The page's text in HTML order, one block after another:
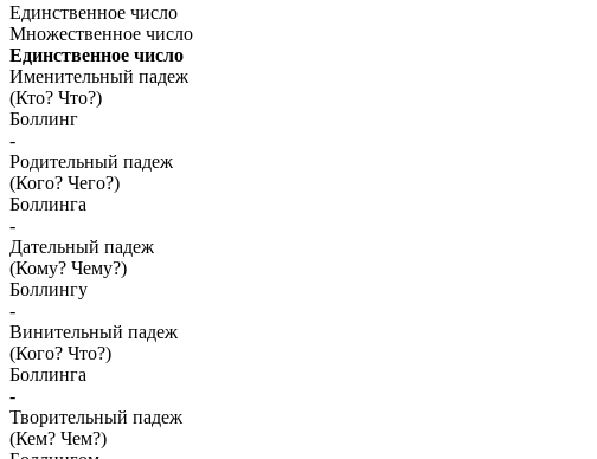
Единственное число
Множественное число
Единственное число
Именительный падеж
(Кто? Что?)
Боллинг
-
Родительный падеж
(Кого? Чего?)
Боллинга
-
Дательный падеж
(Кому? Чему?)
Боллингу
-
Винительный падеж
(Кого? Что?)
Боллинга
-
Творительный падеж
(Кем? Чем?)